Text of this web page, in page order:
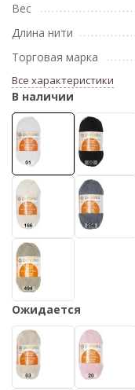
Вес
Длина нити
Торговая марка
Все характеристики
В наличии
Ожидается